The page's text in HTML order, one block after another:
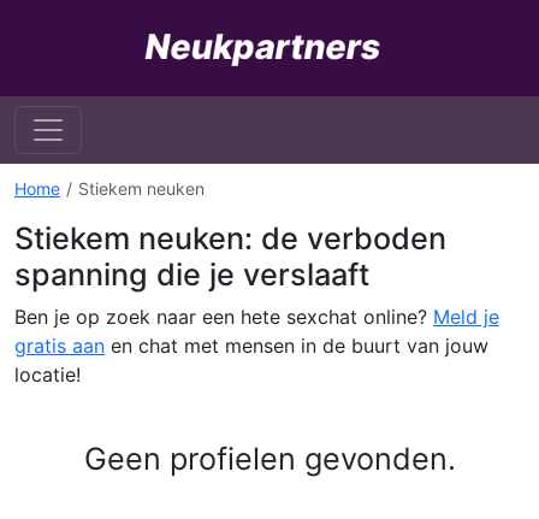
Home Stiekem neuken
Stiekem neuken: de verboden
spanning die je verslaaft
Ben je op zoek naar een hete sexchat online? Meld je
gratis aan en chat met mensen in de buurt van jouw
locatie!
Geen profielen gevonden.